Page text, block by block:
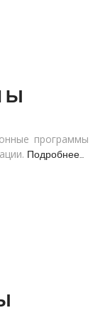
программы
Подробнее...